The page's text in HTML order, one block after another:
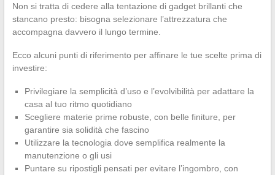
Non si tratta di cedere alla tentazione di gadget brillanti che
stancano presto: bisogna selezionare l’attrezzatura che
accompagna davvero il lungo termine.
Ecco alcuni punti di riferimento per affinare le tue scelte prima di
investire:
Privilegiare la semplicità d’uso e l’evolvibilità per adattare la
casa al tuo ritmo quotidiano
Scegliere materie prime robuste, con belle finiture, per
garantire sia solidità che fascino
Utilizzare la tecnologia dove semplifica realmente la
manutenzione o gli usi
Puntare su ripostigli pensati per evitare l’ingombro, con